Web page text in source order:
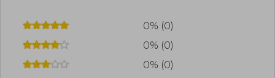
0% (0)
0% (0)
0% (0)